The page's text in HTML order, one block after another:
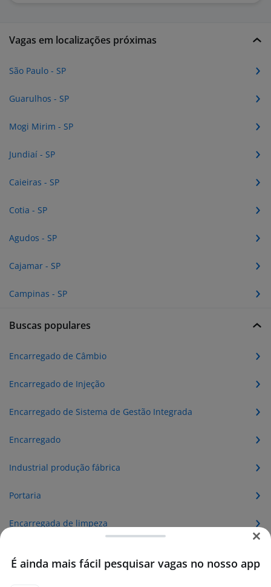
Vagas em localizações próximas
São Paulo - SP
Guarulhos - SP
Mogi Mirim - SP
Jundiaí - SP
Caieiras - SP
Cotia - SP
Agudos - SP
Cajamar - SP
Campinas - SP
Buscas populares
Encarregado de Câmbio
Encarregado de Injeção
Encarregado de Sistema de Gestão Integrada
Encarregado
Industrial produção fábrica
Portaria
Encarregada de limpeza
É ainda mais fácil pesquisar vagas no nosso app